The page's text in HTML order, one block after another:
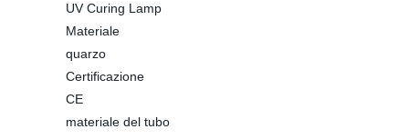
UV Curing Lamp
Materiale
quarzo
Certificazione
CE
materiale del tubo